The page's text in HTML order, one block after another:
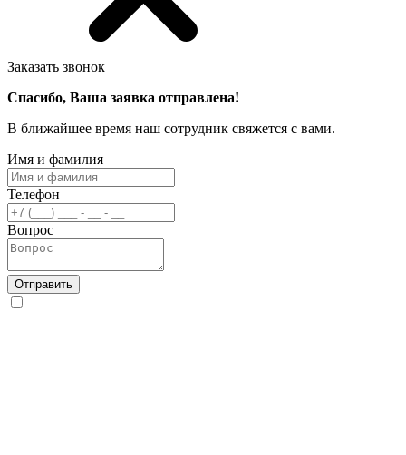
Заказать звонок
Спасибо, Ваша заявка отправлена!
В ближайшее время наш сотрудник свяжется с вами.
Имя и фамилия
Телефон
Вопрос
Отправить